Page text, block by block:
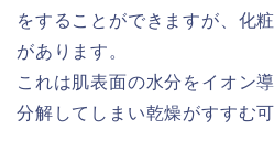
をすることができますが、化
があります。
これは肌表面の水分をイオン
分解してしまい乾燥がすすむ